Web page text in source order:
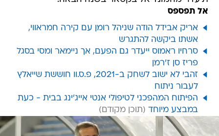
אל תפספס
אריק אבידל הודה שניהל רומן עם קירה חמראווי,
אשתו ביקשה להתגרש
סרחיו ראמוס ייעדר גם הפעם, אך ניימאר ומסי בסגל
פריז סן ז'רמן
זהבי לא ישוב לשחק ב-2021, פ.ס.וו חוששת שייאלץ
לעבור ניתוח
הפיתוח המהפכני לטיפולי אנטי אייג'ינג בבית - כעת
במבצע מיוחד